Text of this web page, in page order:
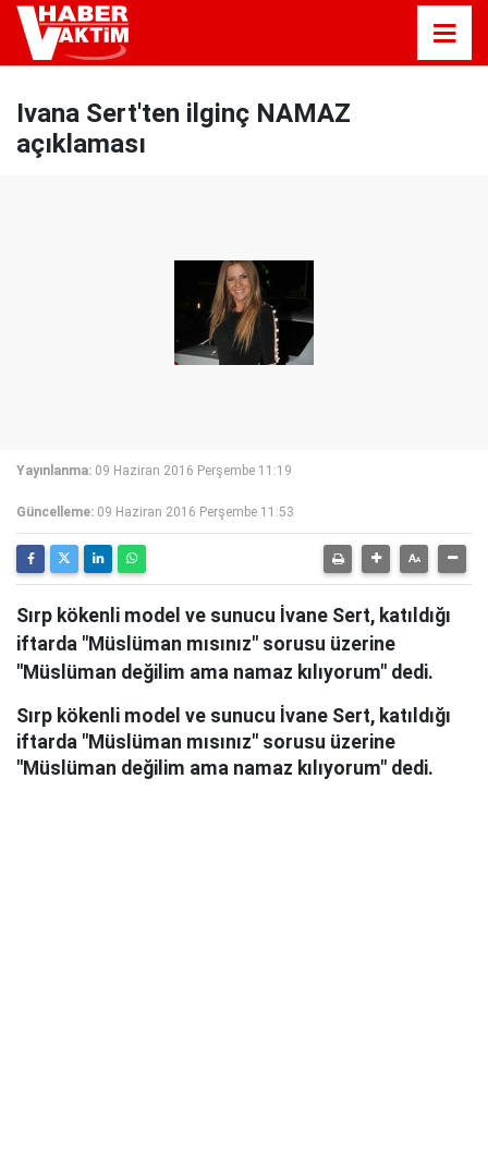
Ivana Sert'ten ilginç NAMAZ
açıklaması
Yayınlanma: 09 Haziran 2016 Perşembe 11:19
Güncelleme: 09 Haziran 2016 Perşembe 11:53
Sırp kökenli model ve sunucu İvane Sert, katıldığı
iftarda "Müslüman mısınız" sorusu üzerine
"Müslüman değilim ama namaz kılıyorum" dedi.
Sırp kökenli model ve sunucu İvane Sert, katıldığı
iftarda "Müslüman mısınız" sorusu üzerine
"Müslüman değilim ama namaz kılıyorum" dedi.